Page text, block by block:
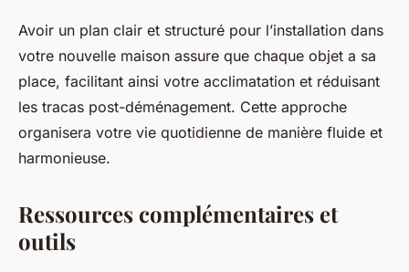
Avoir un plan clair et structuré pour l’installation dans
votre nouvelle maison assure que chaque objet a sa
place, facilitant ainsi votre acclimatation et réduisant
les tracas post-déménagement. Cette approche
organisera votre vie quotidienne de manière fluide et
harmonieuse.
Ressources complémentaires et
outils